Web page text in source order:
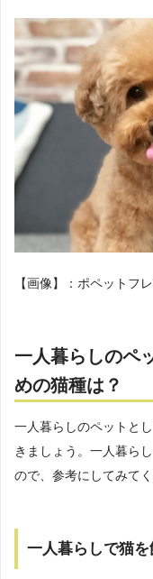
【画像】：ポペットフ
一人暮らしのペ
めの猫種は？
一人暮らしのペットと
きましょう。一人暮ら
ので、参考にしてみてく
一人暮らしで猫